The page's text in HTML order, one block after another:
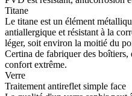
Titane
Le titane est un élément
antiallergique et résistant à la
léger, soit environ la moitié du
Certina de fabriquer des boîtiers,
confort extrême.
Verre
Traitement antireflet simple face